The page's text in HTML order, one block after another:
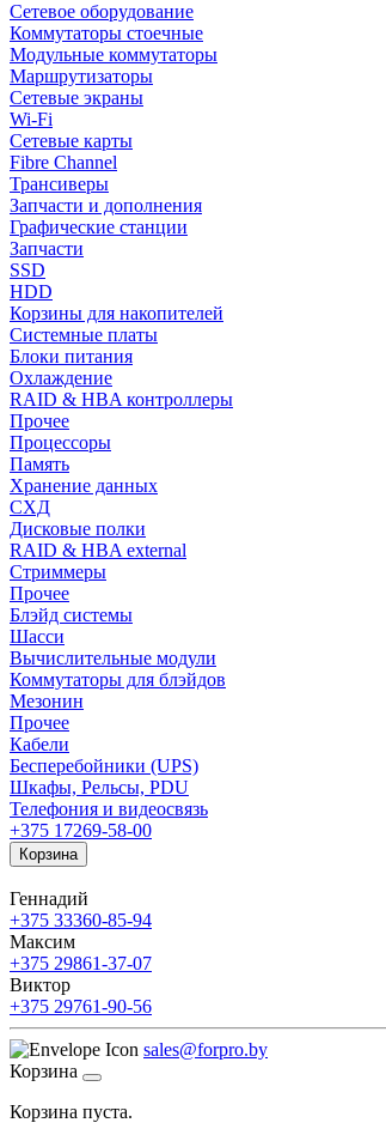
Сетевое оборудование
Коммутаторы стоечные
Модульные коммутаторы
Маршрутизаторы
Сетевые экраны
Wi-Fi
Сетевые карты
Fibre Channel
Трансиверы
Запчасти и дополнения
Графические станции
Запчасти
SSD
HDD
Корзины для накопителей
Системные платы
Блоки питания
Охлаждение
RAID & HBA контроллеры
Прочее
Процессоры
Память
Хранение данных
СХД
Дисковые полки
RAID & HBA external
Стриммеры
Прочее
Блэйд системы
Шасси
Вычислительные модули
Коммутаторы для блэйдов
Мезонин
Прочее
Кабели
Бесперебойники (UPS)
Шкафы, Рельсы, PDU
Телефония и видеосвязь
+375 17269-58-00
Корзина
Геннадий
+375 33360-85-94
Максим
+375 29861-37-07
Виктор
+375 29761-90-56
sales@forpro.by
Корзина
Корзина пуста.